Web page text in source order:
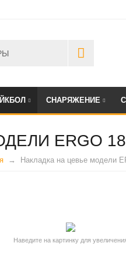
СНАРЯЖЕНИЕ
ERGO
Накладка на цевье модели
Наведите на картинку для